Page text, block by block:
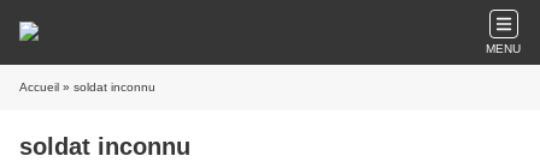
MENU
Accueil » soldat inconnu
soldat inconnu